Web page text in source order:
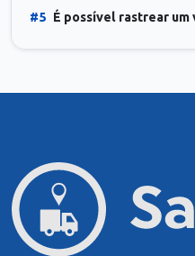
#5 É possível rastrear